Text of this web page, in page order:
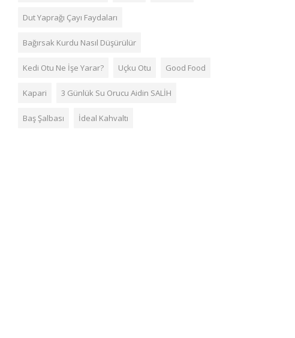
Dut Yaprağı Çayı Faydaları
Bağırsak Kurdu Nasıl Düşürülür
Kedi Otu Ne İşe Yarar? Uçku Otu Good Food
Kapari 3 Günlük Su Orucu Aidin SALİH
Baş Şalbası İdeal Kahvaltı